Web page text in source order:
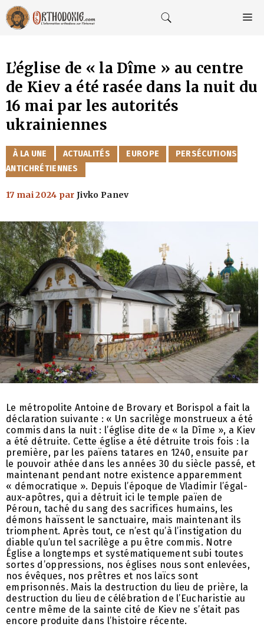
Aller
au
contenu
L’église de « la Dîme » au centre
de Kiev a été rasée dans la nuit du
16 mai par les autorités
ukrainiennes
CATÉGORIES
À LA UNE ACTUALITÉS EUROPE
PERSÉCUTIONS
ANTICHRÉTIENNES
17 mai 2024 parJivko Panev
Le métropolite Antoine de Brovary et Borispol a fait la
déclaration suivante : « Un sacrilège monstrueux a été
commis dans la nuit : l’église dite de « la Dîme », a Kiev
a été détruite. Cette église a été détruite trois fois : la
première, par les païens tatares en 1240, ensuite par
le pouvoir athée dans les années 30 du siècle passé, et
maintenant pendant notre existence apparemment
« démocratique ». Depuis l’époque de Vladimir l’égal-
aux-apôtres, qui a détruit ici le temple païen de
Péroun, taché du sang des sacrifices humains, les
démons haïssent le sanctuaire, mais maintenant ils
triomphent. Après tout, ce n’est qu’à l’instigation du
diable qu’un tel sacrilège a pu être commis. Notre
Église a longtemps et systématiquement subi toutes
sortes d’oppressions, nos églises nous sont enlevées,
nos évêques, nos prêtres et nos laïcs sont
emprisonnés. Mais la destruction du lieu de prière, la
destruction du lieu de célébration de l’Eucharistie au
centre même de la sainte cité de Kiev ne s’était pas
encore produite dans l’histoire récente.